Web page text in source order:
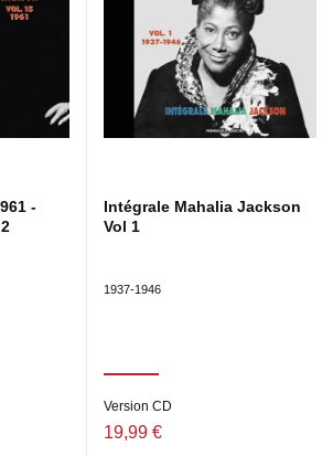
ONLY HOPE WE HAVE • TAKE
LORD • I FOUND THE ANSWER
THE BLOOD • BLESS THIS HOUSE •
GOD BE WITH YOU (TILL WE MEET
NIGHT (HOLY NIGHT) • SWEET
• A STAR STOOD STILL (SONG OF
COME ALL YE FAITHFUL (ADESTE
-
Intégrale Mahalia Jackson
Vol 1
1937-1946
Version CD
19,99 €